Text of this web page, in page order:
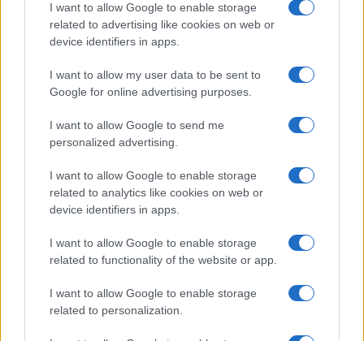
I want to allow Google to enable storage
related to advertising like cookies on web or
device identifiers in apps.
I want to allow my user data to be sent to
Google for online advertising purposes.
I want to allow Google to send me
personalized advertising.
I want to allow Google to enable storage
related to analytics like cookies on web or
device identifiers in apps.
I want to allow Google to enable storage
related to functionality of the website or app.
I want to allow Google to enable storage
related to personalization.
SIAMO
PARTNERSHIP E
ACCREDITAMENTI
© 2026 - VOLOSCONTATO CONSIGLI E DIARI DI VIAGGIO - P.IVA
04827280654 – TESTATA REGISTRATA AL TRIBUNALE DI NOCERA
INFERIORE N. 3/2026 – REG. N. 1894/2026 ISCRIZIONE AL ROC N.
35792 – ISCRITTA ALL’ANSO (ASSOCIAZIONE NAZIONALE STAMPA
ONLINE)